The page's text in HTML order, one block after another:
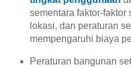
sementara faktor-faktor
lokasi, dan peraturan
mempengaruhi biaya
Peraturan bangunan